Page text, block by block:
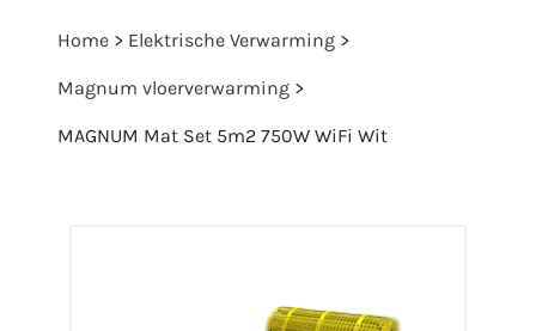
Home > Elektrische Verwarming >
Magnum vloerverwarming >
MAGNUM Mat Set 5m2 750W WiFi Wit